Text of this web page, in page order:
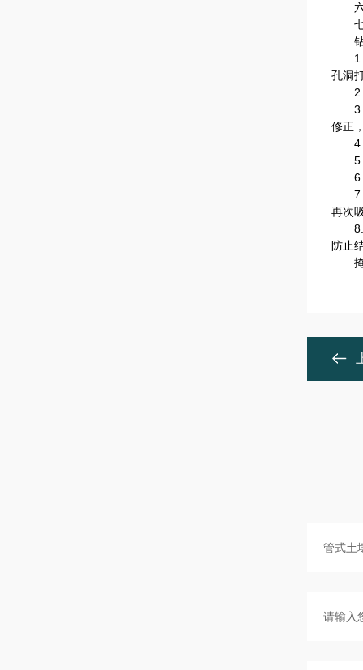
六
七
钻
1.
孔洞
2.
3.
修正
4.
5.
6.
7.将
再次
8.当
防止
掩